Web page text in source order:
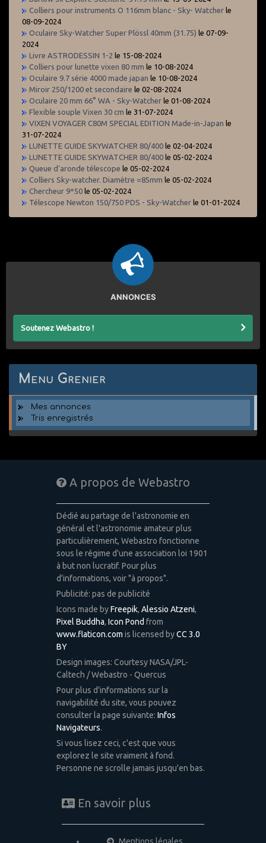
Colliers pour instruments O 116mm blanc - Sky- Watcher le
08-09-2024
Oculaire Sky-Watcher Super Plössl 40mm (31.75) le 07-09-
2024
Livre ASTRODESSIN 1-2 le 15-08-2024
Colliers pour lunette vixen 80 mm le 10-08-2024
Oculaire 9.7 série 4000 made japan le 10-08-2024
Miroir 250/1200 et secondaire le 02-08-2024
Oculaire 20 mm 66° WA - Sky-Watcher le 01-08-2024
Flexible souple Vixen 30 cm le 31-07-2024
VIXEN VOYAGER C80M SPECIAL EDITION Made-in-Japan le
31-07-2024
LUNETTE GUIDE SKYWATCHER 80/400 le 02-04-2024
LUNETTE GUIDE SKYWATCHER 80/400 le 05-02-2024
Queue d'aronde télescope le 05-02-2024
Colliers Sky-watcher. Diamètre =85mm le 05-02-2024
Chercheur 9*50 le 05-02-2024
Télescope Newton 150/750 PDS - Sky-Watcher le 01-01-2024
ANNONCES
Soutenez Webastro !
Menu Grenier
Mes annonces
Tris enregistrés
A propos de Webastro
Dédié au partage de l'astronomie en
général et l'astronomie amateur plus
particulièrement, Webastro fonctionne
sous le régime d'une association loi 1901
à but non lucratif. Pour plus
d'informations, voir "à propos".
Publicité: pas de publicité
Icons made byFreepik, Alessio Atzeni,
Pixel Buddha, Icon Pond from
www.flaticon.com is licensed byCC 3.0
BY
Design images: Courtesy NASA/JPL-
Caltech / Webastro - Quercus
Pour plus d'informations sur la
navigabilité du site, vous pouvez
consulter la page suivante: Infos
Navigateurs.
Si vous lisez ceci, c'est que vous
explorez le site vraiment à fond.
Personne ne scrolle jamais jusqu'en bas.
En savoir plus
Mentions légales